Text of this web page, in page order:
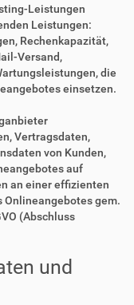
Leistungen
Leistungen:
Rechenkapazität,
Versand,
die
einsetzen.
Vertragsdaten,
von Kunden,
auf
an einer effizienten
gem.
(Abschluss
und